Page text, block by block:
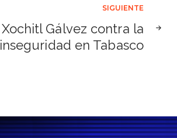
SIGUIENTE
Xochitl Gálvez contra la
inseguridad en Tabasco